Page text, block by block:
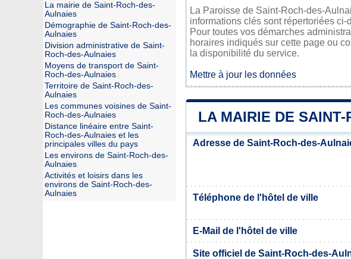
La Paroisse de Saint-Roch-des-
informations clés sont répertoriées ci-
Pour toutes vos démarches
horaires indiqués sur cette page ou
la disponibilité du service.
Mettre à jour les données
LA MAIRIE DE
Adresse de Saint-Roch-des-
Téléphone de l'hôtel de ville
E-Mail de l'hôtel de ville
Site officiel de Saint-Roch-des-
La mairie de Saint-Roch-des-
Aulnaies
Démographie de Saint-Roch-des-
Aulnaies
Division administrative de Saint-
Roch-des-Aulnaies
Moyens de transport de Saint-
Roch-des-Aulnaies
Territoire de Saint-Roch-des-
Aulnaies
Les communes voisines de Saint-
Roch-des-Aulnaies
Distance linéaire entre Saint-
Roch-des-Aulnaies et les
principales villes du pays
Les environs de Saint-Roch-des-
Aulnaies
Activités et loisirs dans les
environs de Saint-Roch-des-
Aulnaies